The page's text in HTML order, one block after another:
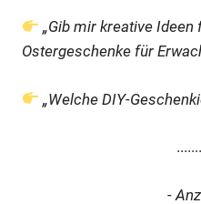
„Gib mir kreative
Ostergeschenke für
„Welche DIY-
-